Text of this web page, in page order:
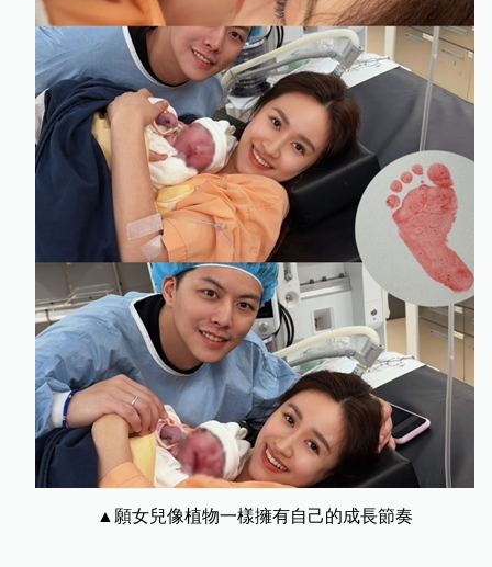
▲願女兒像植物一樣擁有自己的成長節奏